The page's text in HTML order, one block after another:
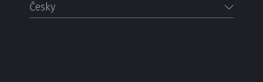
Česky